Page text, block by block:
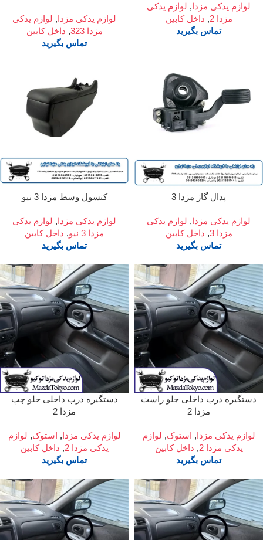
لوازم یدکی مزدا, لوازم یدکی
مزدا 2 , داخل کابین
تماس بگیرید
لوازم یدکی مزدا, لوازم یدکی
مزدا 323
, داخل کابین
تماس بگیرید
پدال گاز مزدا 3
لوازم یدکی مزدا, لوازم یدکی
مزدا 3 , داخل کابین
تماس بگیرید
کنسول وسط مزدا 3 نیو
لوازم یدکی مزدا, لوازم یدکی
مزدا 3 نیو
, داخل کابین
تماس بگیرید
دستگیره درب داخلی جلو راست
مزدا 2
لوازم یدکی مزدا, استوک, لوازم
یدکی مزدا 2 , داخل کابین
تماس بگیرید
دستگیره درب داخلی جلو چپ
مزدا 2
لوازم یدکی مزدا, استوک, لوازم
یدکی مزدا 2 , داخل کابین
تماس بگیرید